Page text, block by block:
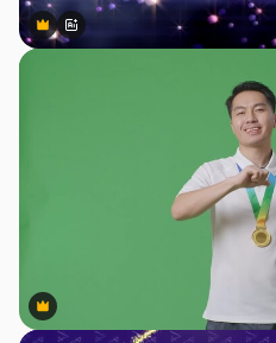
Premium
Premium
สร้างขึ้นโดย AI
Premium
Premium